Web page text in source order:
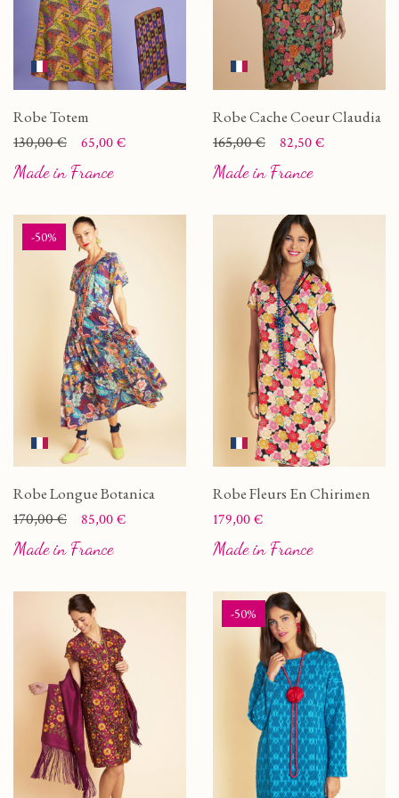
Robe Totem
Prix
Prix de base
130,00 € 65,00 €
Made in France
Robe Cache Coeur Claudia
Prix
Prix de base
165,00 € 82,50 €
Made in France
-50%
Robe Longue Botanica
Prix
Prix de base
170,00 € 85,00 €
Made in France
Robe Fleurs En Chirimen
Prix
179,00 €
Made in France
-50%